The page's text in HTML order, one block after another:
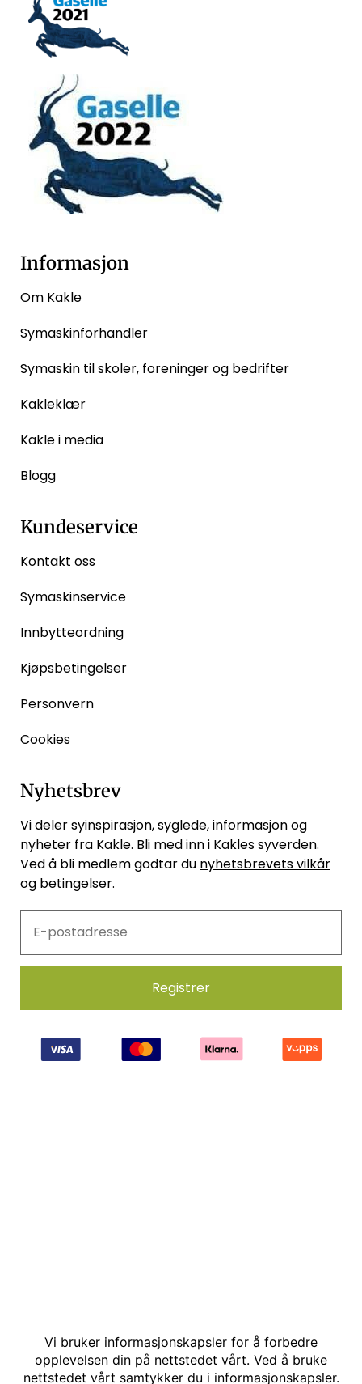
Informasjon
Om Kakle
Symaskinforhandler
Symaskin til skoler, foreninger og bedrifter
Kakleklær
Kakle i media
Blogg
Kundeservice
Kontakt oss
Symaskinservice
Innbytteordning
Kjøpsbetingelser
Personvern
Cookies
Nyhetsbrev
Vi deler syinspirasjon, syglede, informasjon og
nyheter fra Kakle. Bli med inn i Kakles syverden.
Ved å bli medlem godtar du nyhetsbrevets vilkår
og betingelser.